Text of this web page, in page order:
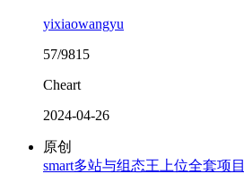
yixiaowangyu
57/9815
Cheart
2024-04-26
原创
smart多站与组态王上位全套项